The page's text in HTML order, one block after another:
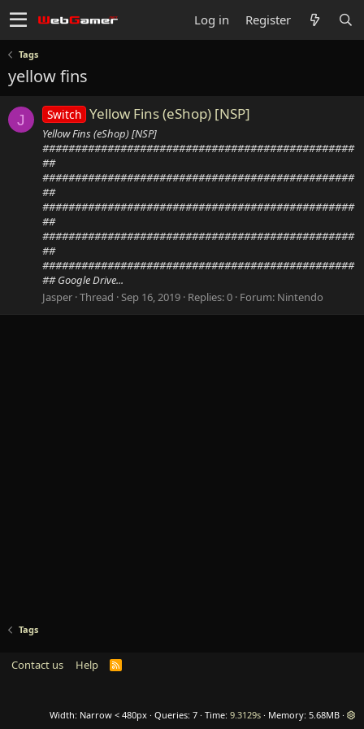
Log in Register
Tags
yellow fins
J Switch Yellow Fins (eShop) [NSP]
Yellow Fins (eShop) [NSP]
################################################
##
################################################
##
################################################
##
################################################
##
################################################
## Google Drive...
Jasper Thread Sep 16, 2019 Replies: 0 Forum: Nintendo
Tags
Contact us Help
R
Width Queries 7 Time 9.3129s Memory 5.68MB